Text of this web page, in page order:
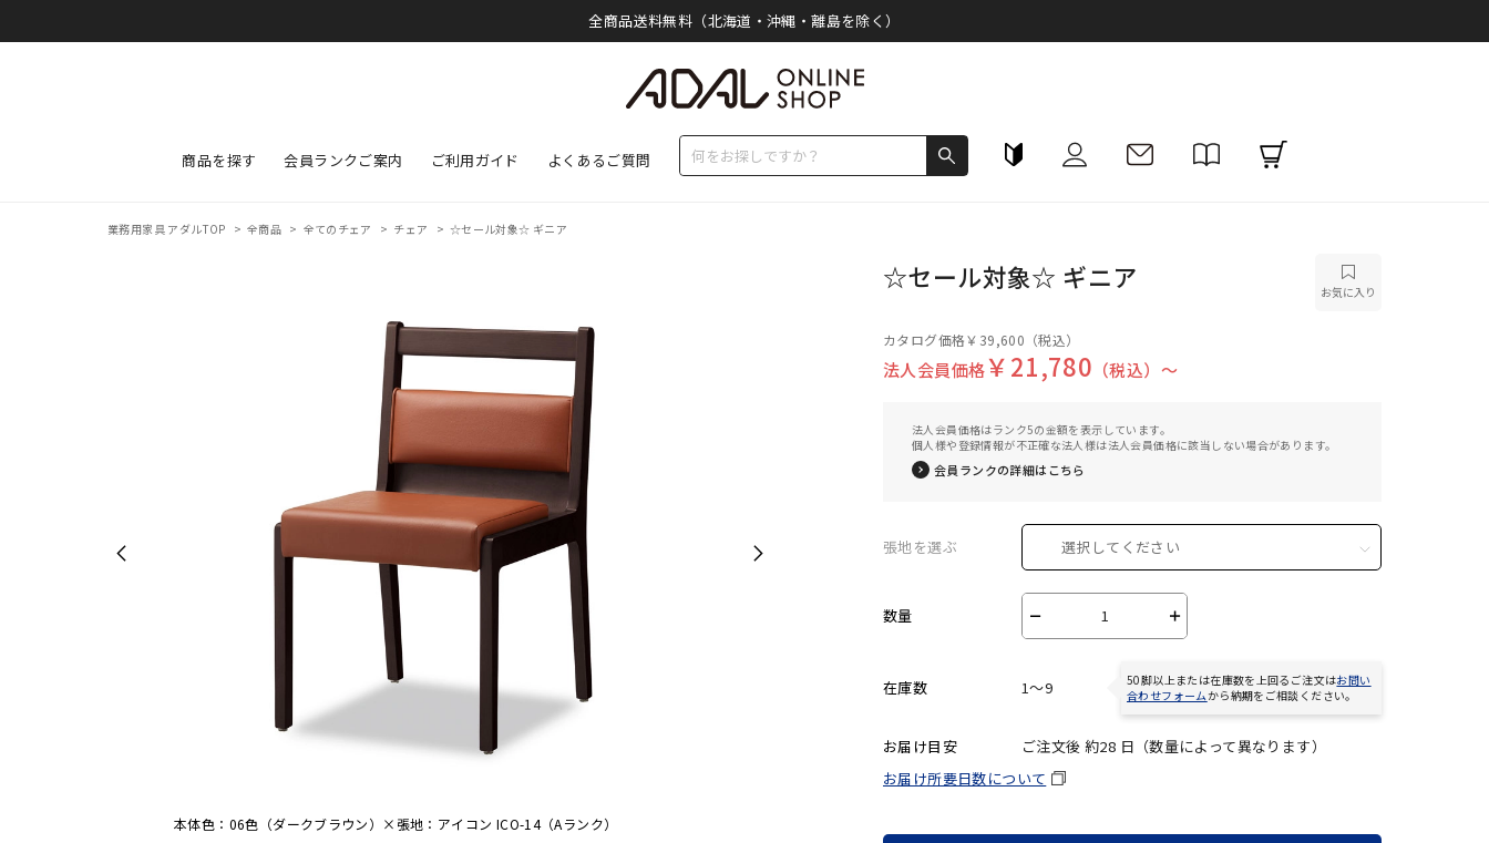
全商品送料無料（北海道・沖縄・離島を除く）
商品を探す 会員ランクご案内 ご利用ガイド よくあるご質問
業務用家具 アダルTOP >全商品 > 全てのチェア > チェア > ☆セール対象☆ ギニア
本体色：06色（ダークブラウン）×張地：アイコン ICO-14（Aランク）
☆セール対象☆ ギニア お気に入り
カタログ価格￥39,600 （税込）
法人会員価格￥21,780 （税込）〜
法人会員価格はランク5の金額を表示しています。
個人様や登録情報が不正確な法人様は法人会員価格に該当しない場合があります。
会員ランクの詳細はこちら
張地を選ぶ 選択してください
数量 － ＋
在庫数 1～9 50脚以上または在庫数を上回るご注文はお問い
合わせフォームから納期をご相談ください。
お届け目安 ご注文後 約28 日（数量によって異なります）
お届け所要日数について